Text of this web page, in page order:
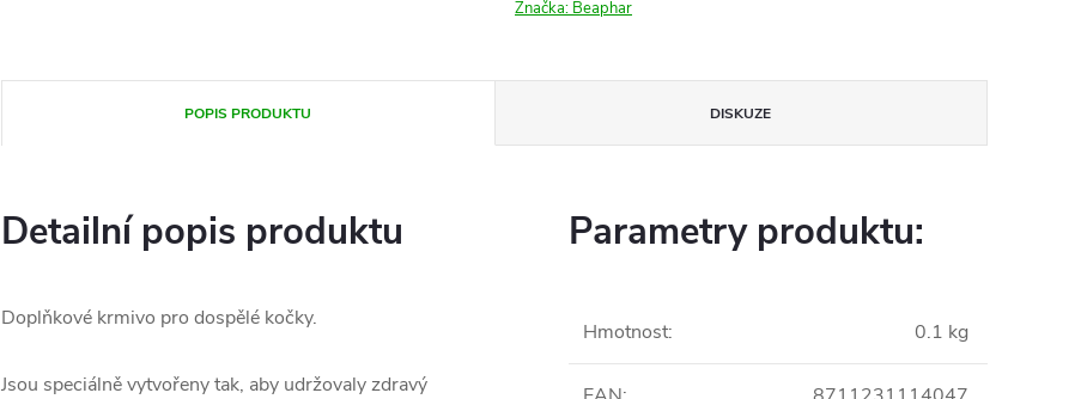
Značka: Beaphar
POPIS PRODUKTU DISKUZE
Detailní popis produktu
Doplňkové krmivo pro dospělé kočky.
Jsou speciálně vytvořeny tak, aby udržovaly zdravý
Parametry produktu:
Hmotnost: 0.1 kg